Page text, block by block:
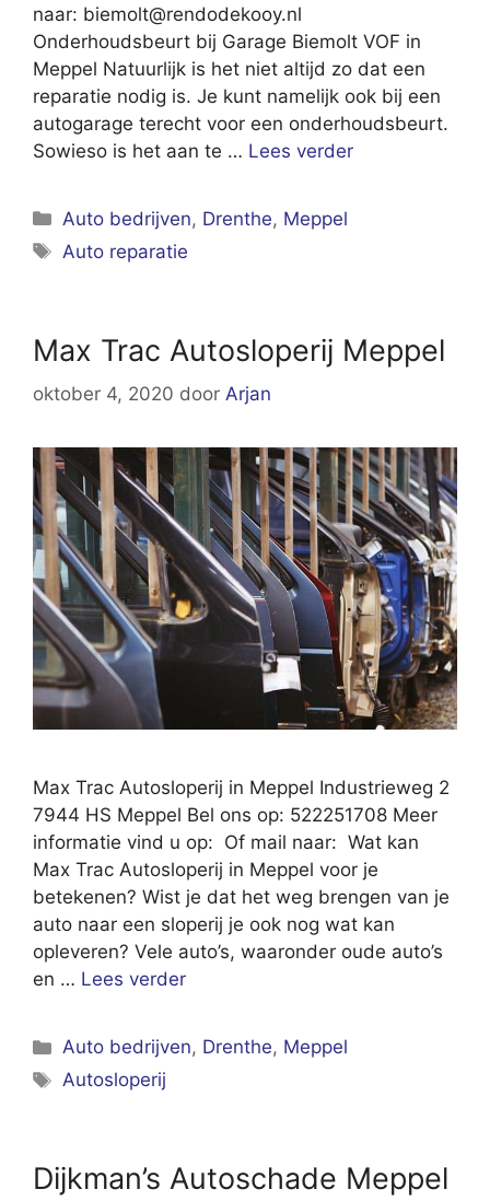
naar: biemolt@rendodekooy.nl
Onderhoudsbeurt bij Garage Biemolt VOF in
Meppel Natuurlijk is het niet altijd zo dat een
reparatie nodig is. Je kunt namelijk ook bij een
autogarage terecht voor een onderhoudsbeurt.
Sowieso is het aan te … Lees verder
Categorieën
Auto bedrijven, Drenthe, Meppel
Tags
Auto reparatie
Max Trac Autosloperij Meppel
oktober 4, 2020 door Arjan
Max Trac Autosloperij in Meppel Industrieweg 2
7944 HS Meppel Bel ons op: 522251708 Meer
informatie vind u op: Of mail naar: Wat kan
Max Trac Autosloperij in Meppel voor je
betekenen? Wist je dat het weg brengen van je
auto naar een sloperij je ook nog wat kan
opleveren? Vele auto’s, waaronder oude auto’s
en … Lees verder
Categorieën
Auto bedrijven, Drenthe, Meppel
Tags
Autosloperij
Dijkman’s Autoschade Meppel